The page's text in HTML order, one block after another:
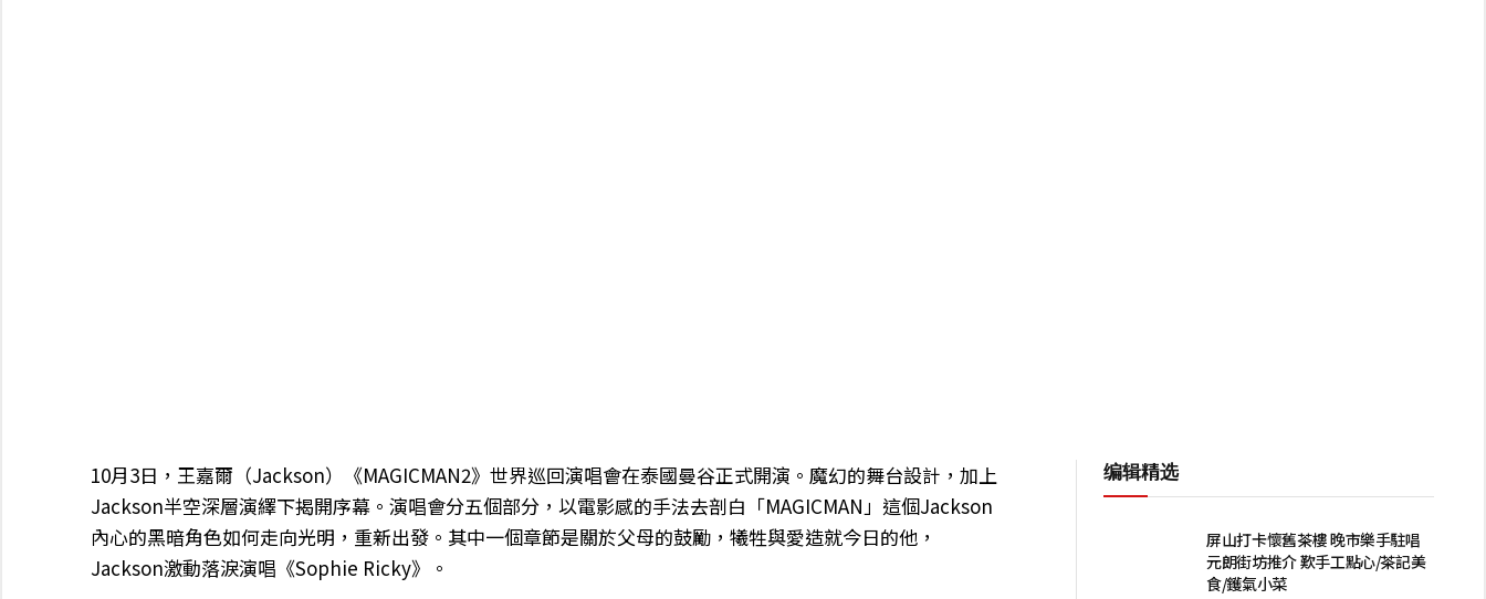
10月3日，王嘉爾（Jackson）《MAGICMAN2》世界巡回演唱會在泰國曼谷正式開演。魔幻的舞台設計，加上
Jackson半空深層演繹下揭開序幕。演唱會分五個部分，以電影感的手法去剖白「MAGICMAN」這個Jackson
內心的黑暗角色如何走向光明，重新出發。其中一個章節是關於父母的鼓勵，犧牲與愛造就今日的他，
Jackson激動落淚演唱《Sophie Ricky》。
编辑精选
屏山打卡懷舊茶樓 晚市樂手駐唱
元朗街坊推介 歎手工點心/茶記美
食/鑊氣小菜